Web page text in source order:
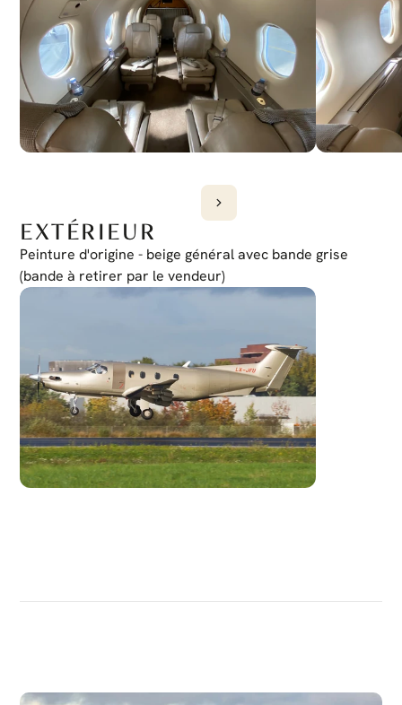
EXTÉRIEUR
Peinture d'origine - beige général avec bande grise
(bande à retirer par le vendeur)
PLUS D'AVIONS